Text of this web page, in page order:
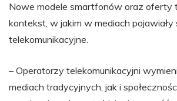
Nowe modele smartfonów oraz oferty
kontekst, w jakim w mediach pojawiały
telekomunikacyjne.
– Operatorzy telekomunikacyjni
mediach tradycyjnych, jak i